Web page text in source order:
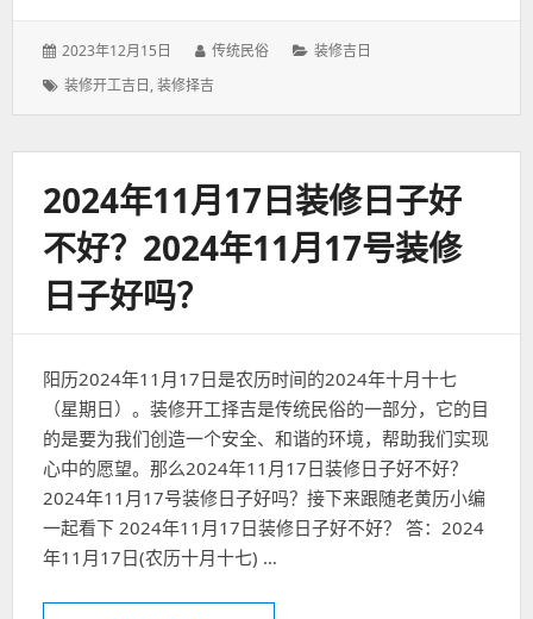
发
于：
2023年12月15日
作
传统民俗
分
装修吉日
标
装修开工吉日,装修择吉
2024年11月17日装修日子好
不好？2024年11月17号装修
日子好吗？
阳历2024年11月17日是农历时间的2024年十月十七
（星期日）。装修开工择吉是传统民俗的一部分，它的目
的是要为我们创造一个安全、和谐的环境，帮助我们实现
心中的愿望。那么2024年11月17日装修日子好不好？
2024年11月17号装修日子好吗？接下来跟随老黄历小编
一起看下 2024年11月17日装修日子好不好？ 答：2024
年11月17日(农历十月十七) …